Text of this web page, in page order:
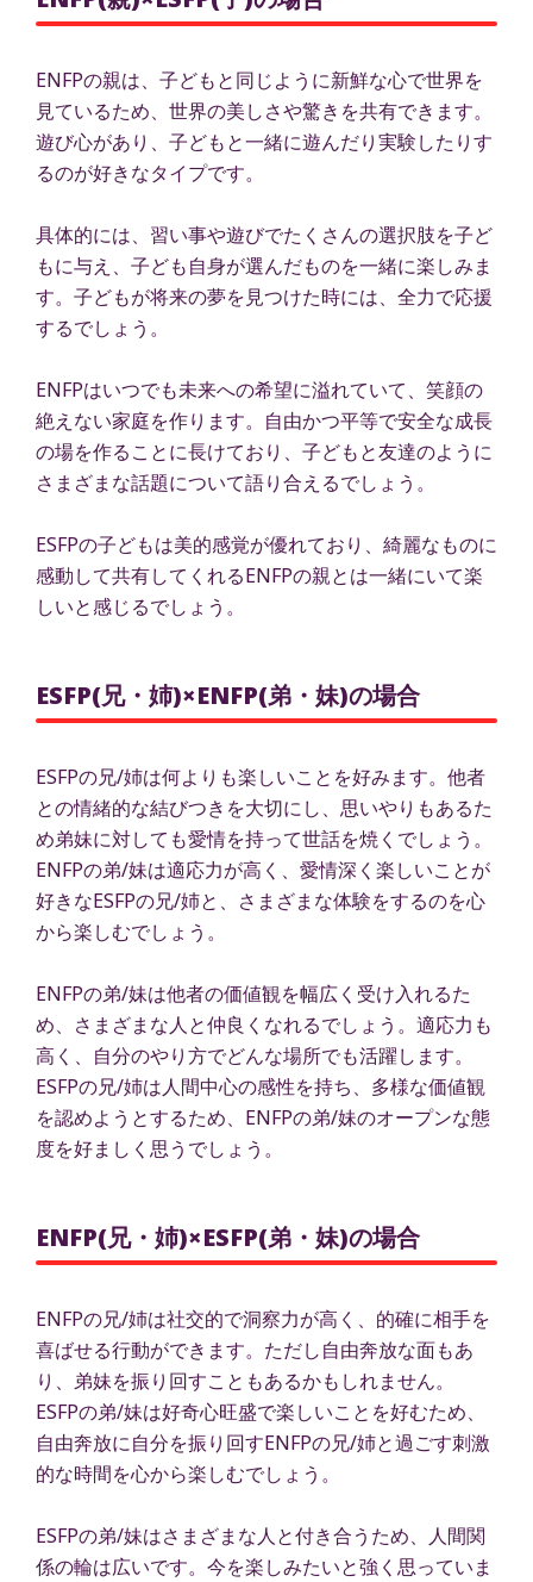
ENFPの親は、子どもと同じように新鮮な心で世界を
見ているため、世界の美しさや驚きを共有できます。
遊び心があり、子どもと一緒に遊んだり実験したりす
るのが好きなタイプです。
具体的には、習い事や遊びでたくさんの選択肢を子ど
もに与え、子ども自身が選んだものを一緒に楽しみま
す。子どもが将来の夢を見つけた時には、全力で応援
するでしょう。
ENFPはいつでも未来への希望に溢れていて、笑顔の
絶えない家庭を作ります。自由かつ平等で安全な成長
の場を作ることに長けており、子どもと友達のように
さまざまな話題について語り合えるでしょう。
ESFPの子どもは美的感覚が優れており、綺麗なものに
感動して共有してくれるENFPの親とは一緒にいて楽
しいと感じるでしょう。
ESFP(兄・姉)×ENFP(弟・妹)の場合
ESFPの兄/姉は何よりも楽しいことを好みます。他者
との情緒的な結びつきを大切にし、思いやりもあるた
め弟妹に対しても愛情を持って世話を焼くでしょう。
ENFPの弟/妹は適応力が高く、愛情深く楽しいことが
好きなESFPの兄/姉と、さまざまな体験をするのを心
から楽しむでしょう。
ENFPの弟/妹は他者の価値観を幅広く受け入れるた
め、さまざまな人と仲良くなれるでしょう。適応力も
高く、自分のやり方でどんな場所でも活躍します。
ESFPの兄/姉は人間中心の感性を持ち、多様な価値観
を認めようとするため、ENFPの弟/妹のオープンな態
度を好ましく思うでしょう。
ENFP(兄・姉)×ESFP(弟・妹)の場合
ENFPの兄/姉は社交的で洞察力が高く、的確に相手を
喜ばせる行動ができます。ただし自由奔放な面もあ
り、弟妹を振り回すこともあるかもしれません。
ESFPの弟/妹は好奇心旺盛で楽しいことを好むため、
自由奔放に自分を振り回すENFPの兄/姉と過ごす刺激
的な時間を心から楽しむでしょう。
ESFPの弟/妹はさまざまな人と付き合うため、人間関
係の輪は広いです。今を楽しみたいと強く思っていま